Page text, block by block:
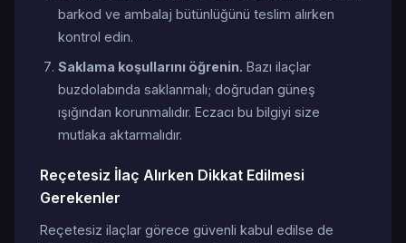
barkod ve ambalaj bütünlüğünü teslim alırken
kontrol edin.
Saklama koşullarını öğrenin. Bazı ilaçlar
buzdolabında saklanmalı; doğrudan güneş
ışığından korunmalıdır. Eczacı bu bilgiyi size
mutlaka aktarmalıdır.
Reçetesiz İlaç Alırken Dikkat Edilmesi
Gerekenler
Reçetesiz ilaçlar görece güvenli kabul edilse de